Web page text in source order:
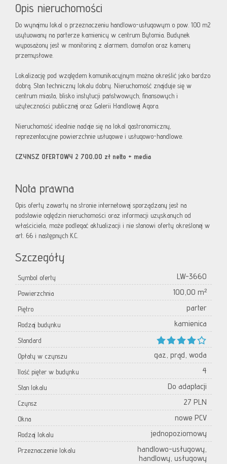
Opis nieruchomości
Do wynajmu lokal o przeznaczeniu handlowo-usługowym o pow. 100 m2
usytuowany na parterze kamienicy w centrum Bytomia. Budynek
wyposażony jest w monitoring z alarmem, domofon oraz kamery
przemysłowe.
Lokalizację pod względem komunikacyjnym można określić jako bardzo
dobrą. Stan techniczny lokalu dobry. Nieruchomość znajduje się w
centrum miasta, blisko instytucji państwowych, finansowych i
użyteczności publicznej oraz Galerii Handlowej Agora.
Nieruchomość idealnie nadaje się na lokal gastronomiczny,
reprezentacyjne powierzchnie usługowe i usługowo-handlowe.
CZYNSZ OFERTOWY 2 700,00 zł netto + media
Nota prawna
Opis oferty zawarty na stronie internetowej sporządzany jest na
podstawie oględzin nieruchomości oraz informacji uzyskanych od
właściciela, może podlegać aktualizacji i nie stanowi oferty określonej w
art. 66 i następnych K.C.
Szczegóły
Symbol oferty LW-3660
Powierzchnia 100,00 m²
Piętro parter
Rodzaj budynku kamienica
Standard
Opłaty w czynszu
gaz, prąd, woda
Ilość pięter w budynku 4
Stan lokalu Do adaptacji
Czynsz 27 PLN
Okna nowe PCV
Rodzaj lokalu jednopoziomowy
Przeznaczenie lokalu
handlowo-usługowy,
handlowy, usługowy